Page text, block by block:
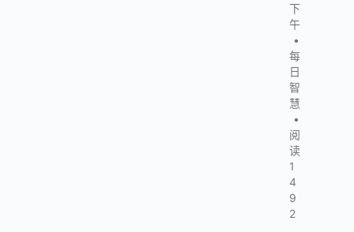
下
午
•
每
日
智
慧
•
阅
读
1
4
9
2